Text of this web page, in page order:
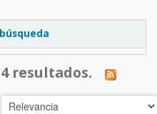
resultados.